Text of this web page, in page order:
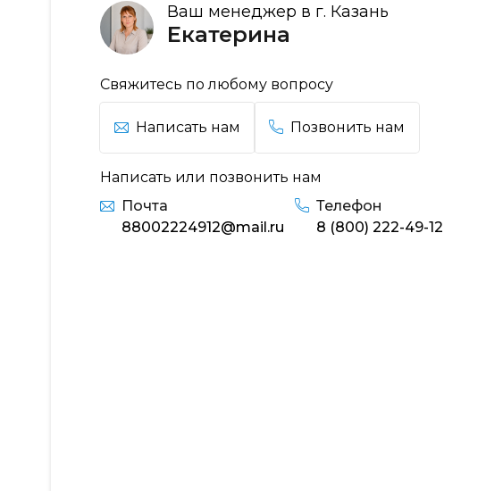
Ваш менеджер в г. Казань
Екатерина
Свяжитесь по любому вопросу
Написать нам Позвонить нам
Написать или позвонить нам
Почта
88002224912@mail.ru
Телефон
8 (800) 222-49-12